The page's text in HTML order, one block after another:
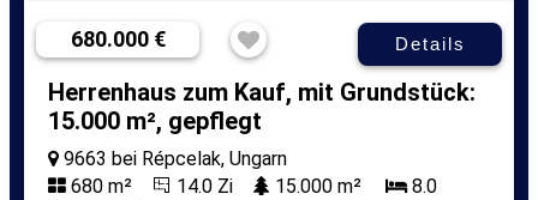
680.000 € Details
Herrenhaus zum Kauf, mit Grundstück:
15.000 m², gepflegt
9663 bei Répcelak, Ungarn
680 m²
14.0 Zi 15.000 m²
8.0